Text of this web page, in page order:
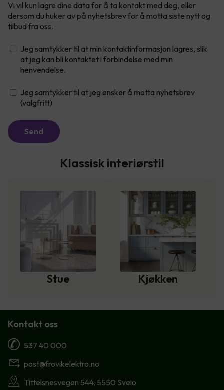
Vi vil kun lagre dine data for å ta kontakt med deg, eller
dersom du huker av på nyhetsbrev for å motta siste nytt og
tilbud fra oss.
Jeg samtykker til at min kontaktinformasjon lagres, slik
at jeg kan bli kontaktet i forbindelse med min
henvendelse.
Jeg samtykker til at jeg ønsker å motta nyhetsbrev
(valgfritt)
Send
Klassisk interiørstil
Stue Kjøkken
Kontakt oss
537 40 000
post@frovikelektro.no
Tittelsnesvegen 544, 5550 Sveio